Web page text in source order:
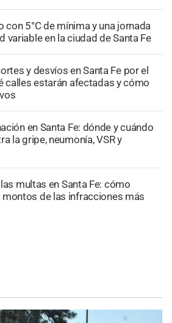
con 5°C de mínima y una jornada
variable en la ciudad de Santa Fe
y desvíos en Santa Fe por el
calles estarán afectadas y cómo
en Santa Fe: dónde y cuándo
la gripe, neumonía, VSR y
multas en Santa Fe: cómo
de las infracciones más